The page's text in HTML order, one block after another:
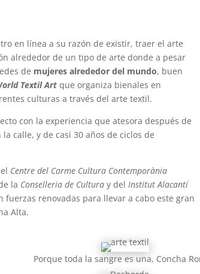
en línea a su razón de existir, traer el arte
alrededor de un tipo de arte donde a pesar
de mujeres alrededor del mundo, buen
Textil Artque organiza bienales en
culturas a través del arte textil.
con la experiencia que atesora después de
calle, y de casi 30 años de ciclos de
Centre del Carme Cultura Contemporània
la Conselleria de Culturay del Institut Alacantí
fuerzas renovadas para llevar a cabo este gran
Alta.
Porque toda la sangre es una, Concha